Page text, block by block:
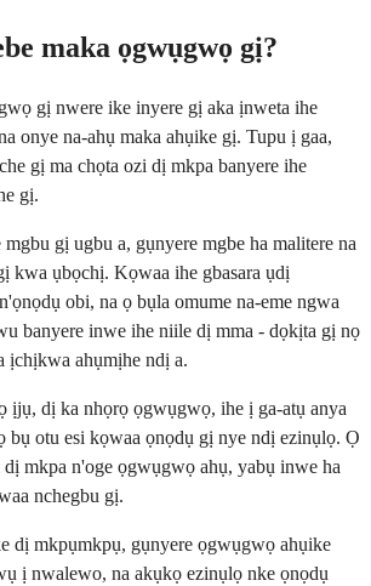
maka ọgwụgwọ gị?
gị nwere ike inyere gị aka ịnweta ihe
onye na-ahụ maka ahụike gị. Tupu ị gaa,
gị ma chọta ozi dị mkpa banyere ihe
gị.
mgbu gị ugbu a, gụnyere mgbe ha malitere na
kwa ụbọchị. Kọwaa ihe gbasara ụdị
obi, na ọ bụla omume na-eme ngwa
banyere inwe ihe niile dị mma - dọkịta gị nọ
ịchịkwa ahụmịhe ndị a.
ịjụ, dị ka nhọrọ ọgwụgwọ, ihe ị ga-atụ anya
bụ otu esi kọwaa ọnọdụ gị nye ndị ezinụlọ. Ọ
mkpa n'oge ọgwụgwọ ahụ, yabụ inwe ha
nchegbu gị.
dị mkpụmkpụ, gụnyere ọgwụgwọ ahụike
ị nwalewo, na akụkọ ezinụlọ nke ọnọdụ